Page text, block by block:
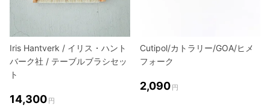
Iris Hantverk / イリス・ハント
バーク社 / テーブルブラシセッ
ト
14,300 円
Cutipol/カトラリー/GOA/ヒメ
フォーク
2,090 円